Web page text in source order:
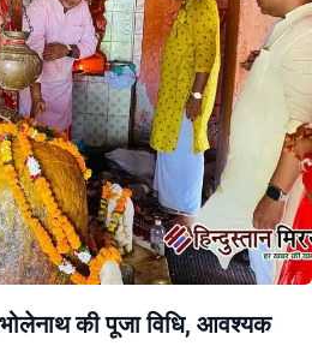
की पूजा विधि, आवश्यक